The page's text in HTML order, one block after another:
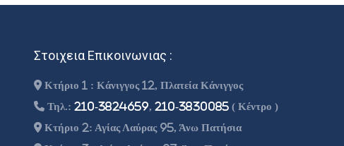
Στοιχεια Επικοινωνιας :
Κτήριο 1 : Κάνιγγος 12, Πλατεία Κάνιγγος
Τηλ.:210-3824659,210-3830085 ( Κέντρο )
Κτήριο 2: Αγίας Λαύρας 95, Άνω Πατήσια